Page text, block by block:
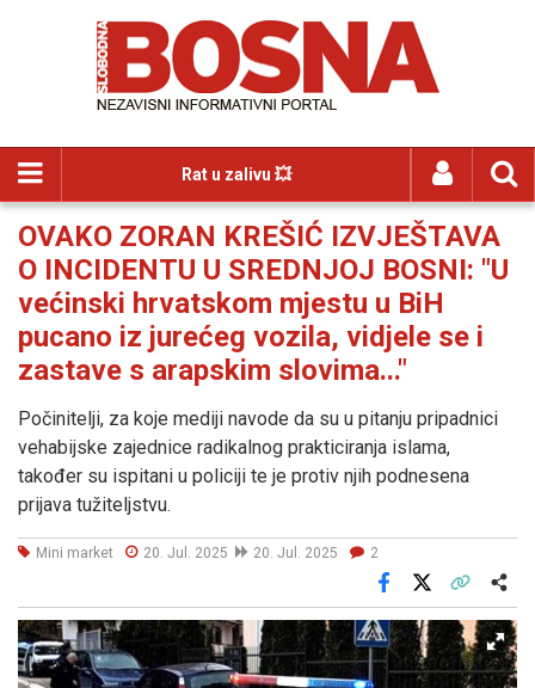
Rat u zalivu 💥
OVAKO ZORAN KREŠIĆ IZVJEŠTAVA
O INCIDENTU U SREDNJOJ BOSNI: "U
većinski hrvatskom mjestu u BiH
pucano iz jurećeg vozila, vidjele se i
zastave s arapskim slovima..."
Počinitelji, za koje mediji navode da su u pitanju pripadnici
vehabijske zajednice radikalnog prakticiranja islama,
također su ispitani u policiji te je protiv njih podnesena
prijava tužiteljstvu.
Mini market 20. Jul. 2025 20. Jul. 2025 2
Facebook